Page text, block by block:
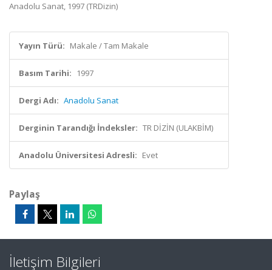
Anadolu Sanat, 1997 (TRDizin)
Yayın Türü: Makale / Tam Makale
Basım Tarihi: 1997
Dergi Adı: Anadolu Sanat
Derginin Tarandığı İndeksler: TR DİZİN (ULAKBİM)
Anadolu Üniversitesi Adresli: Evet
Paylaş
İletişim Bilgileri